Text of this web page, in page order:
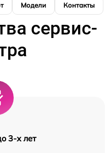
Модели Контакты
сервис-
3-х лет